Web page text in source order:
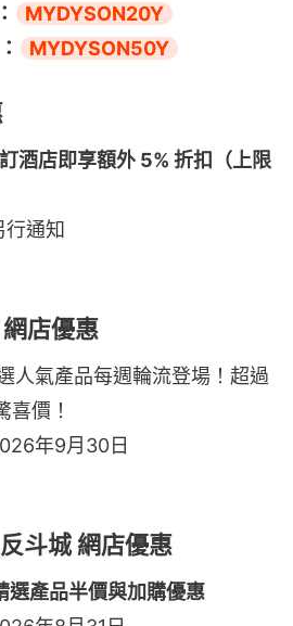
MYDYSON20Y
MYDYSON50Y
酒店即享額外 5% 折扣（上限
通知
店優惠
人氣產品每週輪流登場！超過
價！
年9月30日
斗城 網店優惠
產品半價與加購優惠